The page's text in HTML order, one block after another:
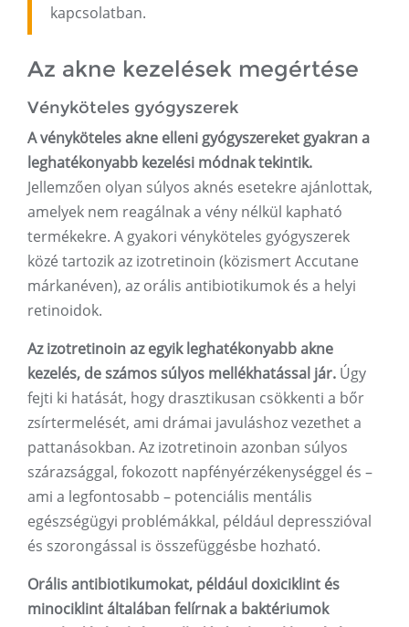
kapcsolatban.
Az akne kezelések megértése
Vényköteles gyógyszerek
A vényköteles akne elleni gyógyszereket gyakran a
leghatékonyabb kezelési módnak tekintik.
Jellemzően olyan súlyos aknés esetekre ajánlottak,
amelyek nem reagálnak a vény nélkül kapható
termékekre. A gyakori vényköteles gyógyszerek
közé tartozik az izotretinoin (közismert Accutane
márkanéven), az orális antibiotikumok és a helyi
retinoidok.
Az izotretinoin az egyik leghatékonyabb akne
kezelés, de számos súlyos mellékhatással jár. Úgy
fejti ki hatását, hogy drasztikusan csökkenti a bőr
zsírtermelését, ami drámai javuláshoz vezethet a
pattanásokban. Az izotretinoin azonban súlyos
szárazsággal, fokozott napfényérzékenységgel és –
ami a legfontosabb – potenciális mentális
egészségügyi problémákkal, például depresszióval
és szorongással is összefüggésbe hozható.
Orális antibiotikumokat, például doxiciklint és
minociklint általában felírnak a baktériumok